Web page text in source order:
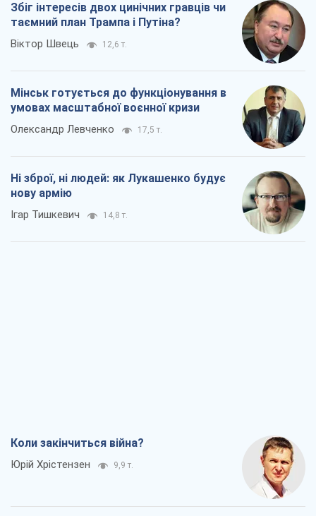
Збіг інтересів двох цинічних гравців чи
таємний план Трампа і Путіна?
Віктор Швець 12,6 т.
Мінськ готується до функціонування в
умовах масштабної воєнної кризи
Олександр Левченко 17,5 т.
Ні зброї, ні людей: як Лукашенко будує
нову армію
Ігар Тишкевич 14,8 т.
Коли закінчиться війна?
Юрій Хрістензен 9,9 т.